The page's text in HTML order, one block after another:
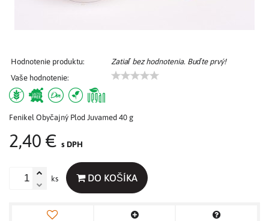
Hodnotenie produktu:
Zatiaľ bez hodnotenia. Buďte prvý!
Vaše hodnotenie:
Fenikel Obyčajný Plod Juvamed 40 g
2,40 € s DPH
ks DO KOŠÍKA